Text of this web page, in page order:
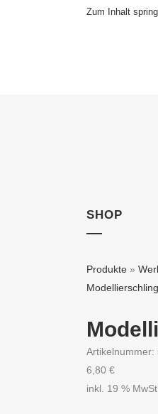
Zum Inhalt
SHOP
Produkte »
Artikelnummer:
6,80 €
inkl. 19 %